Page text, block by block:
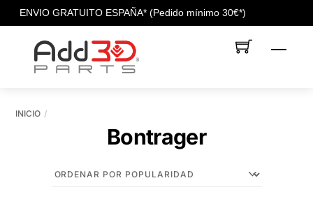
ENVIO GRATUITO ESPAÑA* (Pedido mínimo 30€*)
content
INICIO
Bontrager